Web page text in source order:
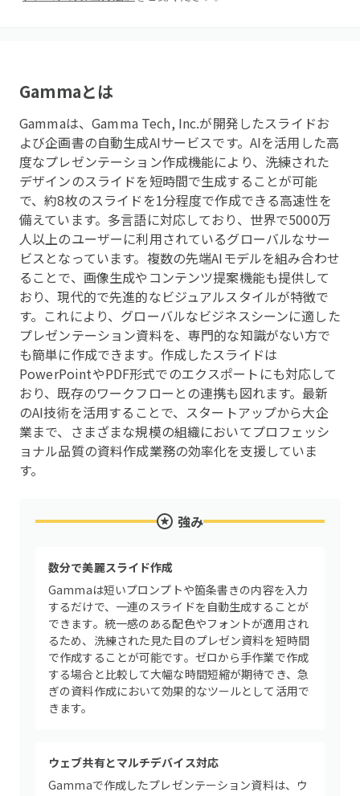
Gammaとは
Gammaは、Gamma Tech, Inc.が開発したスライドお
よび企画書の自動生成AIサービスです。AIを活用した高
度なプレゼンテーション作成機能により、洗練された
デザインのスライドを短時間で生成することが可能
で、約8枚のスライドを1分程度で作成できる高速性を
備えています。多言語に対応しており、世界で5000万
人以上のユーザーに利用されているグローバルなサー
ビスとなっています。複数の先端AIモデルを組み合わせ
ることで、画像生成やコンテンツ提案機能も提供して
おり、現代的で先進的なビジュアルスタイルが特徴で
す。これにより、グローバルなビジネスシーンに適した
プレゼンテーション資料を、専門的な知識がない方で
も簡単に作成できます。作成したスライドは
PowerPointやPDF形式でのエクスポートにも対応して
おり、既存のワークフローとの連携も図れます。最新
のAI技術を活用することで、スタートアップから大企
業まで、さまざまな規模の組織においてプロフェッシ
ョナル品質の資料作成業務の効率化を支援していま
す。
強み
数分で美麗スライド作成
Gammaは短いプロンプトや箇条書きの内容を入力
するだけで、一連のスライドを自動生成することが
できます。統一感のある配色やフォントが適用され
るため、洗練された見た目のプレゼン資料を短時間
で作成することが可能です。ゼロから手作業で作成
する場合と比較して大幅な時間短縮が期待でき、急
ぎの資料作成において効果的なツールとして活用で
きます。
ウェブ共有とマルチデバイス対応
Gammaで作成したプレゼンテーション資料は、ウ